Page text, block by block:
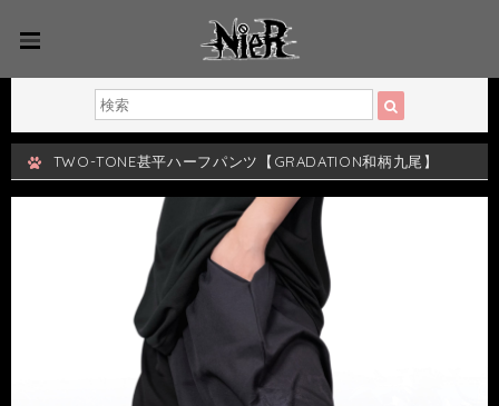
TWO-TONE甚平ハーフパンツ【GRADATION和柄九尾】